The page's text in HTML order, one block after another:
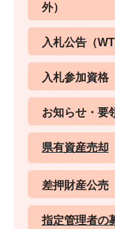
外）
入札公告（
入札参加資格
お知らせ・要
県有資産売却
差押財産公売
指定管理者の